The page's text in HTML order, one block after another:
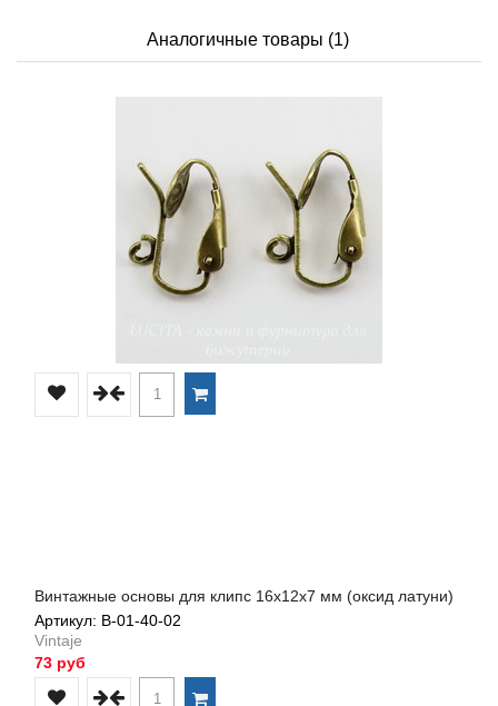
Аналогичные товары (1)
Винтажные основы для клипс 16х12х7 мм (оксид латуни)
Артикул: В-01-40-02
Vintaje
73 руб